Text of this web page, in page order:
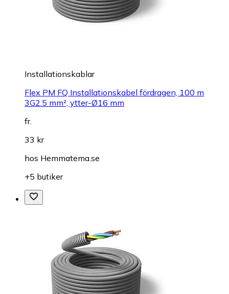
Installationskablar
Flex PM FQ Installationskabel fördragen, 100 m
3G2.5 mm², ytter-Ø16 mm
fr.
33 kr
hos Hemmatema.se
+5 butiker